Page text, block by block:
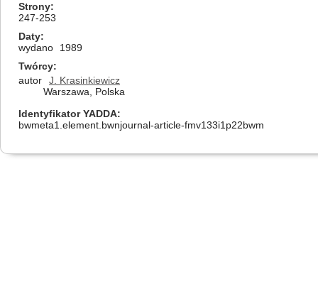
Strony
247-253
Daty
wydano
1989
Twórcy
autor
J. Krasinkiewicz
Warszawa, Polska
Identyfikator YADDA
bwmeta1.element.bwnjournal-article-fmv133i1p22bwm